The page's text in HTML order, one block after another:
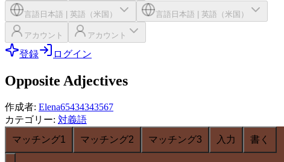
言語 日本語 英語（米国） 言語 日本語 英語（米国）
アカウント アカウント
登録 ログイン
Opposite Adjectives
作成者: Elena65434343567
カテゴリー: 対義語
マッチング1
マッチング2 マッチング3 入力 書く